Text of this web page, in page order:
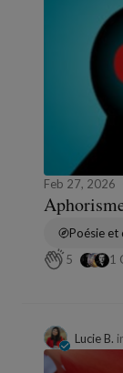
Feb 27, 2026
Poésie et
5
1
Lucie B.